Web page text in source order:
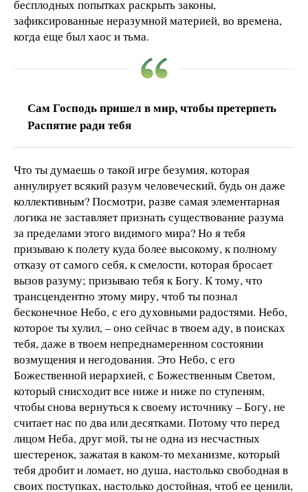
бесплодных попытках раскрыть законы,
зафиксированные неразумной материей, во времена,
когда еще был хаос и тьма.
Сам Господь пришел в мир, чтобы претерпеть
Распятие ради тебя
Что ты думаешь о такой игре безумия, которая
аннулирует всякий разум человеческий, будь он даже
коллективным? Посмотри, разве самая элементарная
логика не заставляет признать существование разума
за пределами этого видимого мира? Но я тебя
призываю к полету куда более высокому, к полному
отказу от самого себя, к смелости, которая бросает
вызов разуму; призываю тебя к Богу. К тому, что
трансцендентно этому миру, чтоб ты познал
бесконечное Небо, с его духовными радостями. Небо,
которое ты хулил, – оно сейчас в твоем аду, в поисках
тебя, даже в твоем непреднамеренном состоянии
возмущения и негодования. Это Небо, с его
Божественной иерархией, с Божественным Светом,
который снисходит все ниже и ниже по ступеням,
чтобы снова вернуться к своему источнику – Богу, не
считает нас по два или десятками. Потому что перед
лицом Неба, друг мой, ты не одна из несчастных
шестеренок, зажатая в каком-то механизме, который
тебя дробит и ломает, но душа, настолько свободная в
своих поступках, настолько достойная, чтоб ее ценили,